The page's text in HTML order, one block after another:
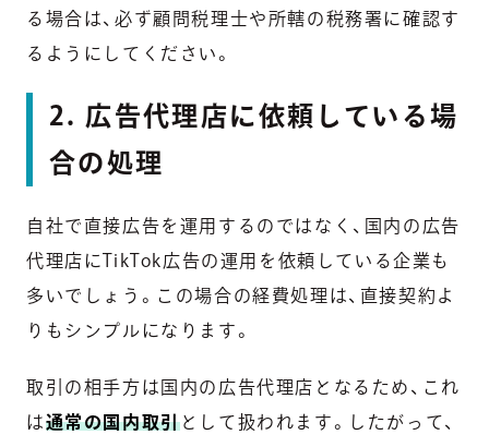
る場合は、必ず顧問税理士や所轄の税務署に確認す
るようにしてください。
2. 広告代理店に依頼している場
合の処理
自社で直接広告を運用するのではなく、国内の広告
代理店にTikTok広告の運用を依頼している企業も
多いでしょう。この場合の経費処理は、直接契約よ
りもシンプルになります。
取引の相手方は国内の広告代理店となるため、これ
は通常の国内取引として扱われます。したがって、